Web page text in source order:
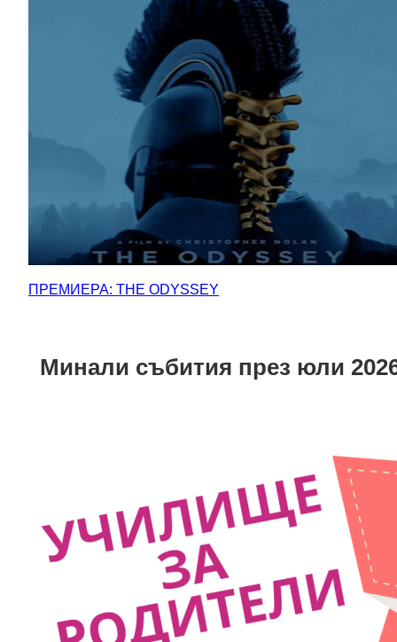
ПРЕМИЕРА: THE ODYSSEY
Минали събития през юли